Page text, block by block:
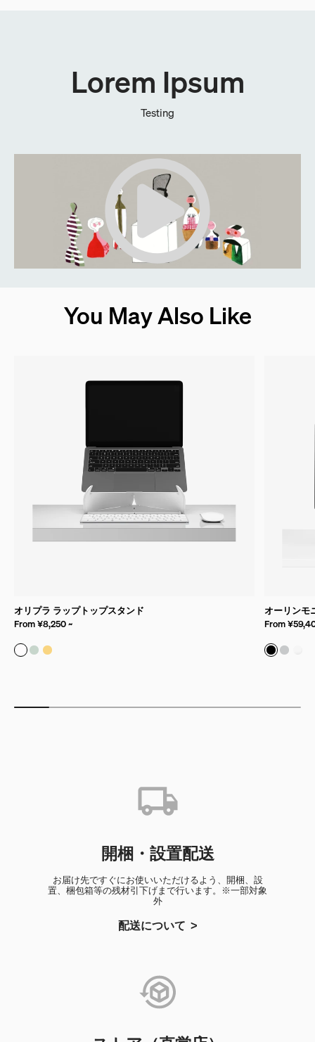
Lorem Ipsum
Testing
You May Also Like
オリプラ ラップトップスタンド
From ¥8,250 ~
ホワイト
ミントグリーン
イエロー
オーリンモ
From
ブラック
シル
開梱・設置配送
お届け先ですぐにお使いいただけるよう、開梱、設
置、梱包箱等の残材引下げまで行います。※一部対象
外
配送について